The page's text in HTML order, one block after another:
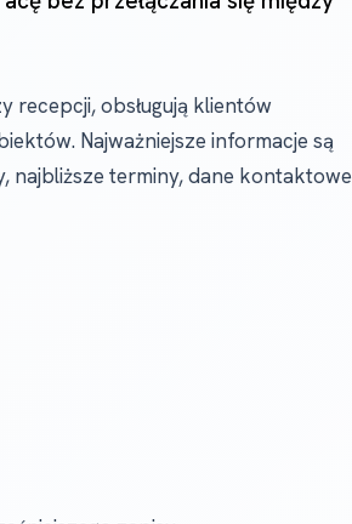
recepcji, obsługują klientów
Najważniejsze informacje są
najbliższe terminy, dane kontaktowe